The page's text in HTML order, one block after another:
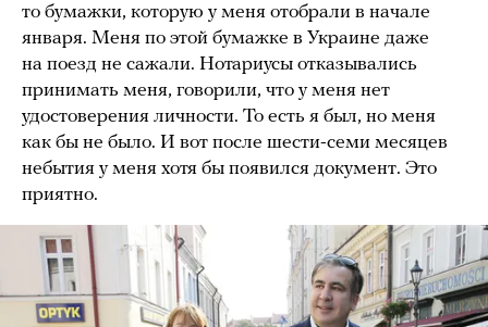
то бумажки, которую у меня отобрали в начале
января. Меня по этой бумажке в Украине даже
на поезд не сажали. Нотариусы отказывались
принимать меня, говорили, что у меня нет
удостоверения личности. То есть я был, но меня
как бы не было. И вот после шести-семи месяцев
небытия у меня хотя бы появился документ. Это
приятно.